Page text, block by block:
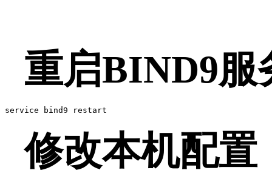
重启BIND9服
service bind9 restart
修改本机配置